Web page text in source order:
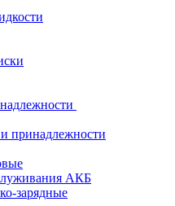
принадлежности
АКБ
зарядные